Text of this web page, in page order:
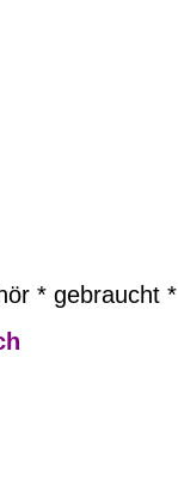
* gebraucht *